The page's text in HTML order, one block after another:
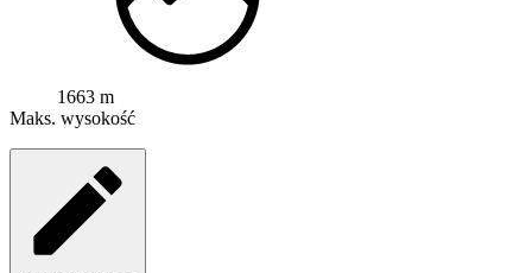
1663 m
Maks. wysokość